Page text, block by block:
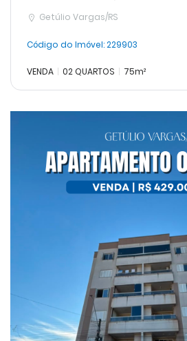
Getúlio Vargas/RS
Código do Imóvel:229903
VENDA 02 QUARTOS 75m²